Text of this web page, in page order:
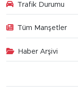
Trafik Durumu
Tüm Manşetler
Haber Arşivi